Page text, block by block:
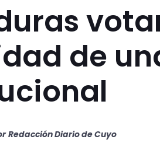
de
Redacción Diario de Cuyo